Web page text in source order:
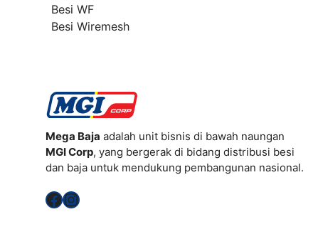
Besi WF
Besi Wiremesh
Mega Baja adalah unit bisnis di bawah naungan
MGI Corp, yang bergerak di bidang distribusi besi
dan baja untuk mendukung pembangunan nasional.
Facebook
Instagram